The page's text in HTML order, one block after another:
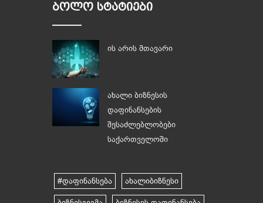
ᲑᲝᲚᲝ ᲡᲢᲐᲢᲘᲔᲑᲘ
ის არის მთავარი
ახალი ბიზნესის
დაფინანსების
შესაძლებლობები
საქართველოში
#დაფინანსება ახალიბიზნესი